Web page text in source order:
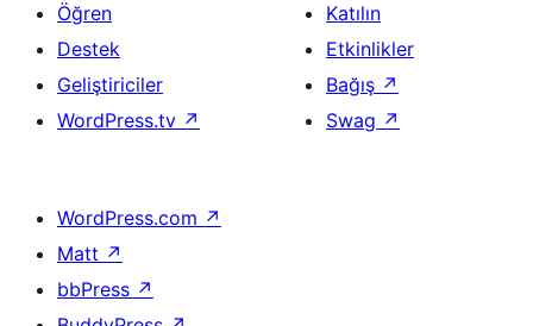
Öğren
Destek
Geliştiriciler
WordPress.tv ↗
Katılın
Etkinlikler
Bağış ↗
Swag ↗
WordPress.com ↗
Matt ↗
bbPress ↗